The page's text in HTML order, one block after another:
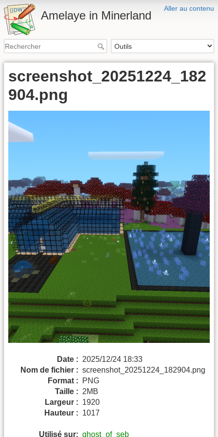
Aller au contenu
Amelaye in Minerland
screenshot_20251224_182
904.png
Date : 2025/12/24 18:33
Nom de fichier : screenshot_20251224_182904.png
Format :
PNG
Taille : 2MB
Largeur : 1920
Hauteur : 1017
Utilisé sur: ghost_of_seb